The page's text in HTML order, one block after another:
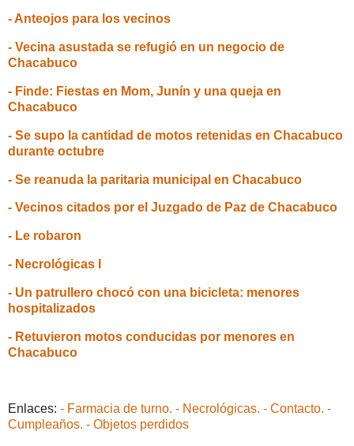
- Anteojos para los vecinos
- Vecina asustada se refugió en un negocio de
Chacabuco
- Finde: Fiestas en Mom, Junín y una queja en
Chacabuco
- Se supo la cantidad de motos retenidas en Chacabuco
durante octubre
- Se reanuda la paritaria municipal en Chacabuco
- Vecinos citados por el Juzgado de Paz de Chacabuco
- Le robaron
- Necrológicas I
- Un patrullero chocó con una bicicleta: menores
hospitalizados
- Retuvieron motos conducidas por menores en
Chacabuco
Enlaces: - Farmacia de turno. - Necrológicas. - Contacto. -
Cumpleaños. - Objetos perdidos